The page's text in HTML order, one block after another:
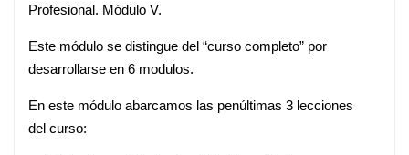
Profesional. Módulo V.
Este módulo se distingue del “curso completo” por
desarrollarse en 6 modulos.
En este módulo abarcamos las penúltimas 3 lecciones
del curso: